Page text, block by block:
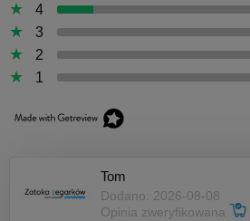
4
3
2
1
Tom
Dodano: 2026-08-08
Opinia zweryfikowana